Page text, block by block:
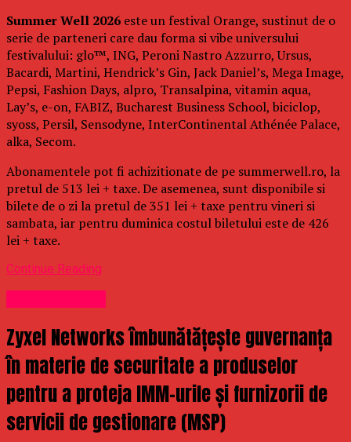
Summer Well 2026 este un festival Orange, sustinut de o
serie de parteneri care dau forma si vibe universului
festivalului: glo™, ING, Peroni Nastro Azzurro, Ursus,
Bacardi, Martini, Hendrick’s Gin, Jack Daniel’s, Mega Image,
Pepsi, Fashion Days, alpro, Transalpina, vitamin aqua,
Lay’s, e-on, FABIZ, Bucharest Business School, biciclop,
syoss, Persil, Sensodyne, InterContinental Athénée Palace,
alka, Secom.
Abonamentele pot fi achizitionate de pe summerwell.ro, la
pretul de 513 lei + taxe. De asemenea, sunt disponibile si
bilete de o zi la pretul de 351 lei + taxe pentru vineri si
sambata, iar pentru duminica costul biletului este de 426
lei + taxe.
Continue Reading
Zyxel Networks îmbunătățește guvernanța
în materie de securitate a produselor
pentru a proteja IMM-urile și furnizorii de
servicii de gestionare (MSP)